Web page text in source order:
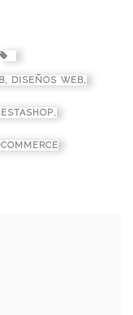
, DISEÑOS WEB,
,